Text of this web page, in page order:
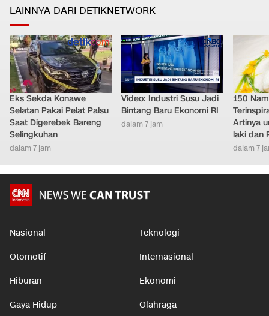
LAINNYA DARI DETIKNETWORK
Eks Sekda Konawe
Selatan Pakai Pelat Palsu
Saat Digerebek Bareng
Selingkuhan
dalam 7 jam
Video: Industri Susu Jadi
Bintang Baru Ekonomi RI
dalam 7 jam
150
Artinya
laki dan
dalam 7
Nasional Teknologi
Otomotif Internasional
Hiburan Ekonomi
Gaya Hidup Olahraga